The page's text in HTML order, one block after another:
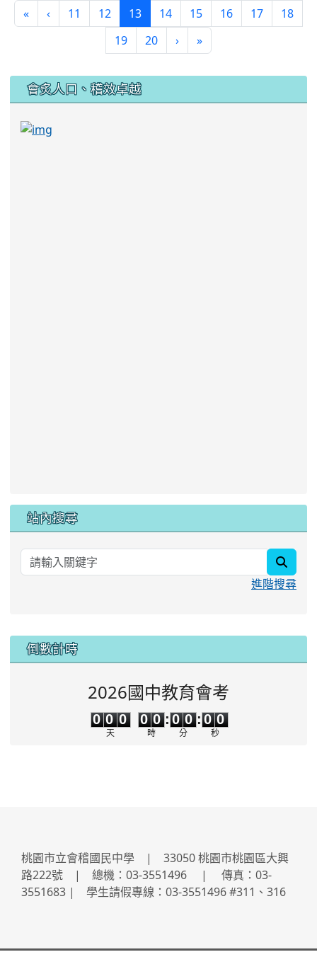
« ‹ 11 12 13(current)
14 15 16 17
18
19
20 › »
會炙人口、稽效卓越
站內搜尋
進階搜尋
::: 倒數計時
2026國中教育會考
0 0 0
天
0
0
0
0
時
:
0
0
0
0
分
:
0
0
0
0
秒
桃園市立會稽國民中學 | 33050 桃園市桃園區大興
路222號 | 總機：03-3551496 | 傳真：03-
3551683 | 學生請假專線：03-3551496 #311、316